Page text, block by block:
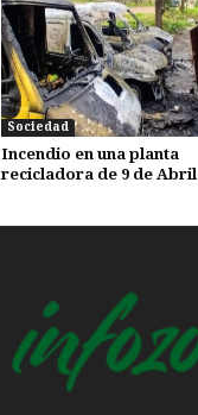
Sociedad
Incendio en una planta
recicladora de 9 de Abril